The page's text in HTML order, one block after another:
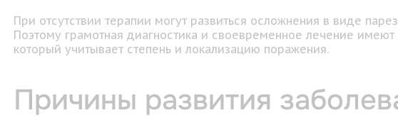
При отсутствии терапии могут развиться осложнения в виде
Поэтому грамотная диагностика и своевременное лечение
который учитывает степень и локализацию поражения.
Причины развития